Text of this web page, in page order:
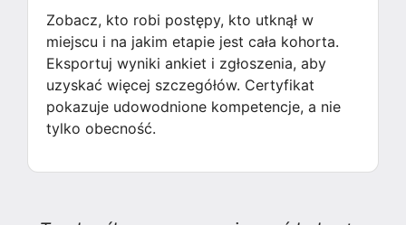
Zobacz, kto robi postępy, kto utknął w
miejscu i na jakim etapie jest cała kohorta.
Eksportuj wyniki ankiet i zgłoszenia, aby
uzyskać więcej szczegółów. Certyfikat
pokazuje udowodnione kompetencje, a nie
tylko obecność.